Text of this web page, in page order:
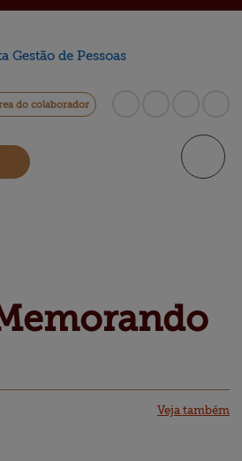
do colaborador
Veja também